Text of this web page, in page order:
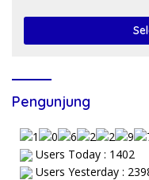
Pengunjung
Users Today : 1402
Users Yesterday :